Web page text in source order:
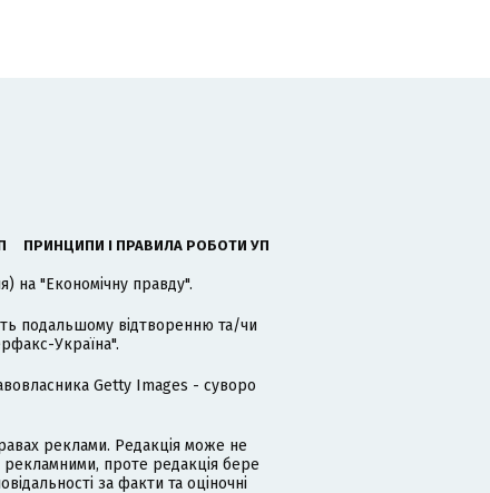
ПРИНЦИПИ І ПРАВИЛА РОБОТИ УП
на "Економічну правду".
подальшому відтворенню та/чи
Україна".
Getty Images - суворо
реклами. Редакція може не
проте редакція бере
за факти та оціночні